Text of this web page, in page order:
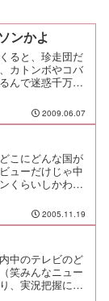
ンかよ
ると、珍走団だ
カトンボやコバ
んで迷惑千万な
どさ、流してい
ニソン、それも
ね...
2009.06.07
こにどんな国が
ューだけじゃ中
くらいしかわか
存在しているっ
、こうして宇宙
とか、それは人
に過ぎないんだ
2005.11.19
中のテレビのど
笑みんなニュー
、実況把握に余